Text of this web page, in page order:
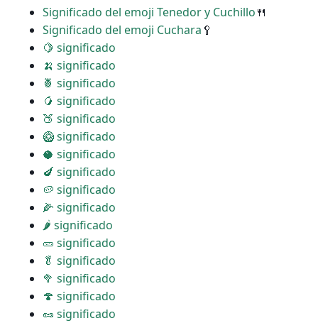
Significado del emoji Tenedor y Cuchillo🍴
Significado del emoji Cuchara 🥄
🍋 significado
🍌 significado
🍍 significado
🥭 significado
🍑 significado
🥝 significado
🥥 significado
🍆 significado
🥔 significado
🌽 significado
🌶 significado
🥒 significado
🥬 significado
🥦 significado
🍄 significado
🥜 significado